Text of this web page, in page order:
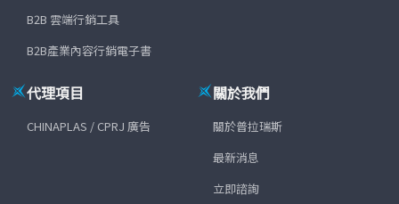
B2B 雲端行銷工具
B2B產業內容行銷電子書
代理項目
CHINAPLAS / CPRJ 廣告
關於我們
關於普拉瑞斯
最新消息
立即諮詢